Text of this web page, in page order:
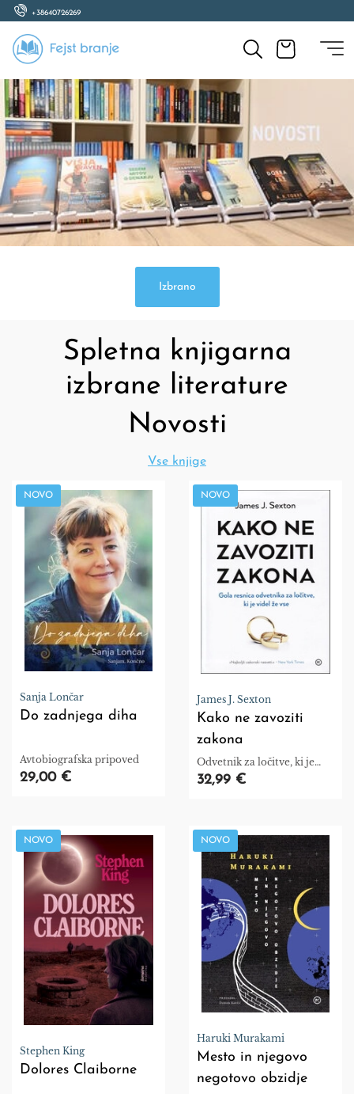
+38640726269
Izbrano
Spletna knjigarna
izbrane literature
Novosti
Vse knjige
NOVO
Sanja Lončar
Do zadnjega diha
Avtobiografska pripoved
29,00 €
NOVO
James J. Sexton
Kako ne zavoziti
zakona
Odvetnik za ločitve, ki je
videl že vse.
32,99 €
NOVO
Stephen King
Dolores Claiborne
NOVO
Haruki Murakami
Mesto in njegovo
negotovo obzidje